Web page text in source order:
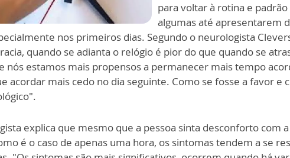
para voltar à rotina e padrão
algumas até apresentarem
nos primeiros dias. Segundo o neurologista
quando se adianta o relógio é pior do que quando se
nós estamos mais propensos a permanecer mais tempo
acordar mais cedo no dia seguinte. Como se fosse a favor e
explica que mesmo que a pessoa sinta desconforto com
é o caso de apenas uma hora, os sintomas tendem a se